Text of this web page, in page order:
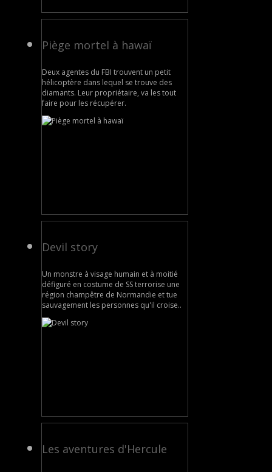
Piège mortel à hawaï
Deux agentes du FBI trouvent un petit
hélicoptère dans lequel se trouve des
diamants. Leur propriétaire, va les tout
faire pour les récupérer.
Devil story
Un monstre à visage humain et à moitié
défiguré en costume de SS terrorise une
région champêtre de Normandie et tue
sauvagement les personnes qu'il croise..
Les aventures d'Hercule